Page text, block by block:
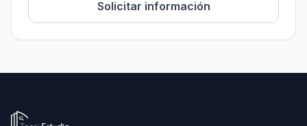
Solicitar información
Ir a la página de inicio de Tecni Estudio